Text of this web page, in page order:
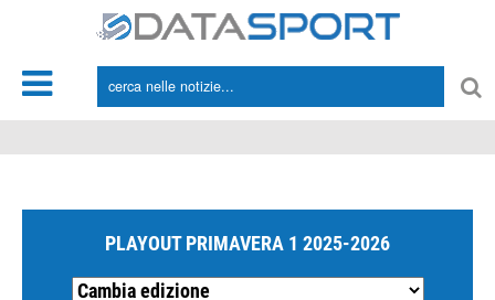
PLAYOUT PRIMAVERA 1 2025-2026